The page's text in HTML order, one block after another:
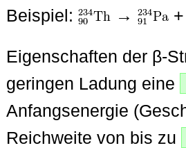
Beispiel: →
Eigenschaften der β-
geringen Ladung eine
Anfangsenergie
Reichweite von bis zu